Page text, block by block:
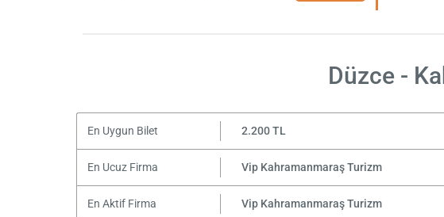
Düzce -
En Uygun Bilet 2.200 TL
En Ucuz Firma Vip Kahramanmaraş Turizm
En Aktif Firma Vip Kahramanmaraş Turizm